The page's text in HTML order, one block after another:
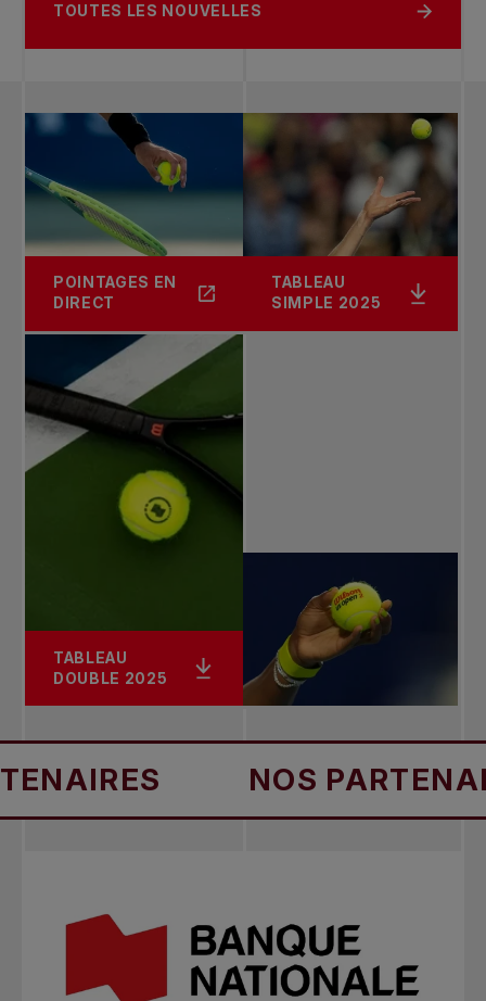
TOUTES LES NOUVELLES
POINTAGES EN
DIRECT
TABLEAU
SIMPLE 2025
TABLEAU
DOUBLE 2025
NOS PARTENAIRES